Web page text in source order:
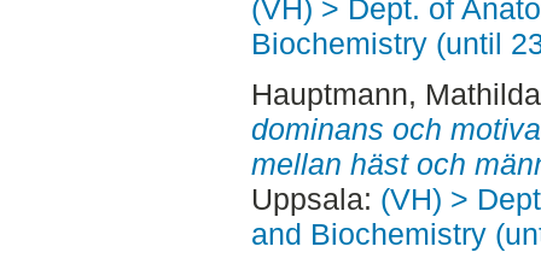
(VH) > Dept. of
Biochemistry (until
Hauptmann, Mathilda
dominans och
mellan häst och
Uppsala: (VH) >
and Biochemistry